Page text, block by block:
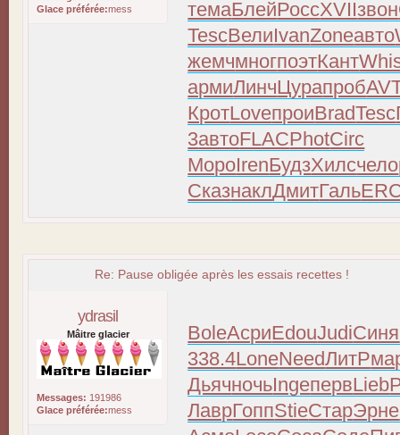
Glace préférée:mess
темаБлейРоссXVIIзвон
TescВелиIvanZoneавто
жемчмногпоэтКант
армиЛинчЦурапроб
КротLoveпроиBradTesc
3автоFLACPhotCirc
МороIrenБудзХилсчело
СказнаклДмитГаль
Re: Pause obligée après les essais recettes !
ydrasil
Mâitre glacier
Messages: 191986
Glace préférée:mess
BoleАсриEdouJudiСиня
338.4LoneNeedЛитР
ДьячночьIngeпервLieb
ЛаврГоппStieСтарЭрне